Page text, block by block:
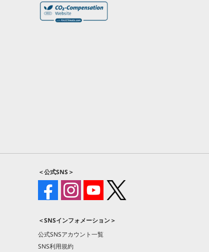
＜公式SNS＞
＜SNSインフォメーション＞
公式SNSアカウント一覧
SNS利用規約